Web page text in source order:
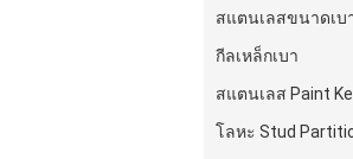
สแตนเลสขนาดเบ
กีลเหล็กเบา
สแตนเลส Paint
โลหะ Stud